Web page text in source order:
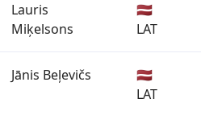
Lauris
Miķelsons
🇱🇻
LAT
Jānis Beļevičs
🇱🇻
LAT